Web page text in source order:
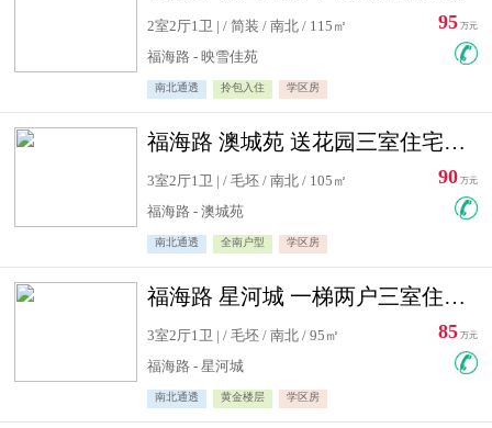
2室2厅1卫 | / 简装 / 南北 / 115㎡
福海路 - 映雪佳苑
南北通透 拎包入住 学区房
95 万元
福海路 澳城苑 送花园三室住宅急售
3室2厅1卫 | / 毛坯 / 南北 / 105㎡
福海路 - 澳城苑
南北通透 全南户型 学区房
90 万元
福海路 星河城 一梯两户三室住宅急售
3室2厅1卫 | / 毛坯 / 南北 / 95㎡
福海路 - 星河城
南北通透 黄金楼层 学区房
85 万元